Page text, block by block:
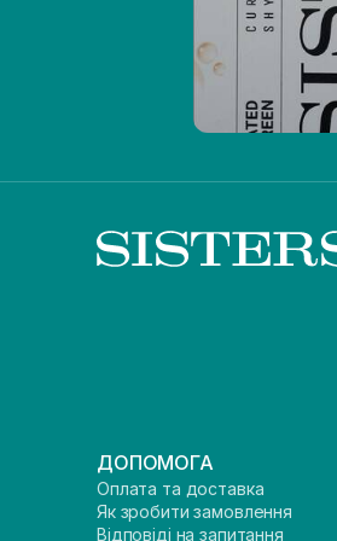
ДОПОМОГА
Оплата та доставка
Як зробити замовлення
Відповіді на запитання